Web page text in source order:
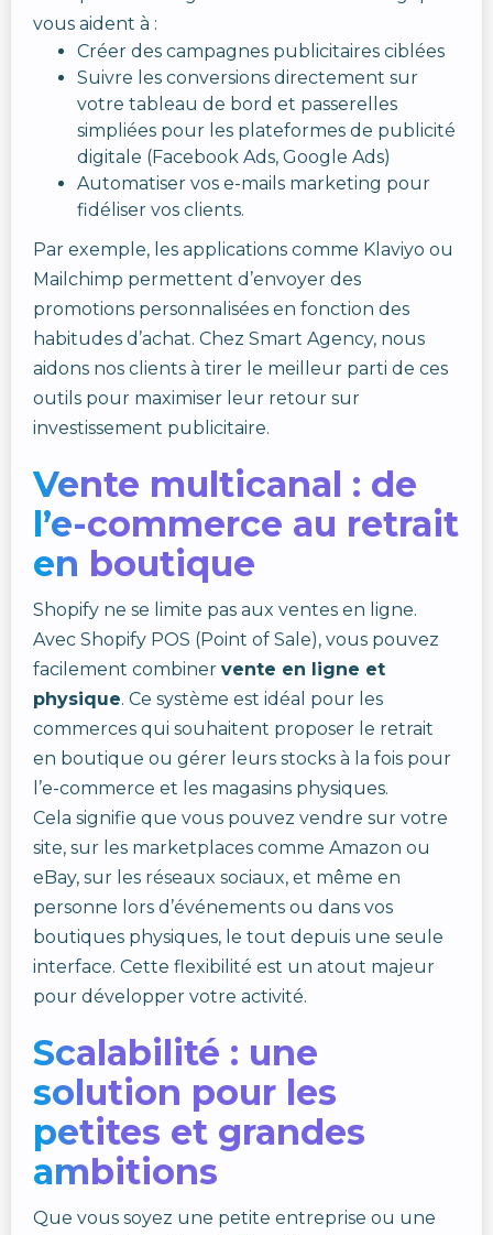
vous aident à :
Créer des campagnes publicitaires ciblées
Suivre les conversions directement sur
votre tableau de bord et passerelles
simpliées pour les plateformes de publicité
digitale (Facebook Ads, Google Ads)
Automatiser vos e-mails marketing pour
fidéliser vos clients.
Par exemple, les applications comme Klaviyo ou
Mailchimp permettent d’envoyer des
promotions personnalisées en fonction des
habitudes d’achat. Chez Smart Agency, nous
aidons nos clients à tirer le meilleur parti de ces
outils pour maximiser leur retour sur
investissement publicitaire.
Vente multicanal : de
l’e-commerce au retrait
en boutique
Shopify ne se limite pas aux ventes en ligne.
Avec Shopify POS (Point of Sale), vous pouvez
facilement combiner vente en ligne et
physique. Ce système est idéal pour les
commerces qui souhaitent proposer le retrait
en boutique ou gérer leurs stocks à la fois pour
l’e-commerce et les magasins physiques.
Cela signifie que vous pouvez vendre sur votre
site, sur les marketplaces comme Amazon ou
eBay, sur les réseaux sociaux, et même en
personne lors d’événements ou dans vos
boutiques physiques, le tout depuis une seule
interface. Cette flexibilité est un atout majeur
pour développer votre activité.
Scalabilité : une
solution pour les
petites et grandes
ambitions
Que vous soyez une petite entreprise ou une